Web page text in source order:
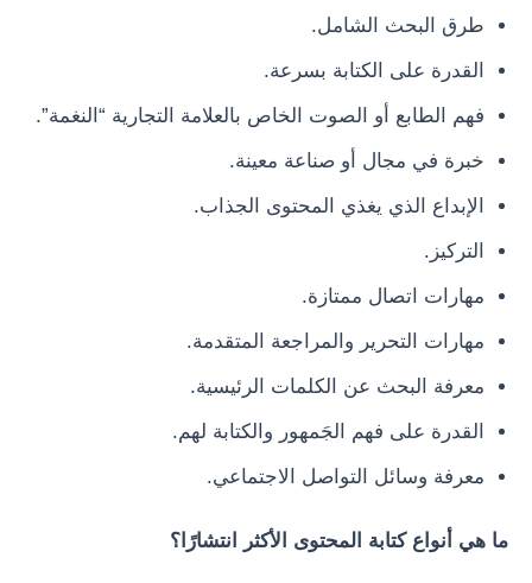
طرق البحث الشامل.
القدرة على الكتابة بسرعة.
فهم الطابع أو الصوت الخاص بالعلامة التجارية “النغمة”.
خبرة في مجال أو صناعة معينة.
الإبداع الذي يغذي المحتوى الجذاب.
التركيز.
مهارات اتصال ممتازة.
مهارات التحرير والمراجعة المتقدمة.
معرفة البحث عن الكلمات الرئيسية.
القدرة على فهم الجَمهور والكتابة لهم.
معرفة وسائل التواصل الاجتماعي.
ما هي أنواع كتابة المحتوى الأكثر انتشارًا؟